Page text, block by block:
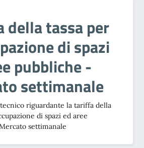
della tassa per
di spazi
pubbliche -
settimanale
riguardante la tariffa della
di spazi ed aree
settimanale